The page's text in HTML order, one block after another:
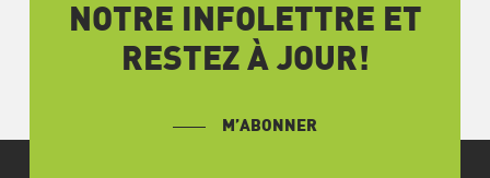
NOTRE INFOLETTRE ET
RESTEZ À JOUR!
M’ABONNER